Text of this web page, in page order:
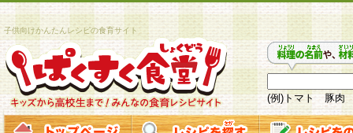
子供向けかんたんレシピの食育サイト
(例)トマト 豚肉